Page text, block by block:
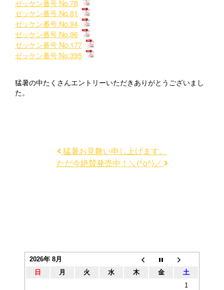
2026年 8月
日
月 火 水 木 金
土
1
ゼッケン番号 No.78
ゼッケン番号 No.81
ゼッケン番号 No.94
ゼッケン番号 No.96
ゼッケン番号 No.177
ゼッケン番号 No.395
猛暑の中たくさんエントリーいただきありがとうございまし
た。
猛暑お見舞い申し上げます。
ただ今絶賛発売中！＼(^o^)／